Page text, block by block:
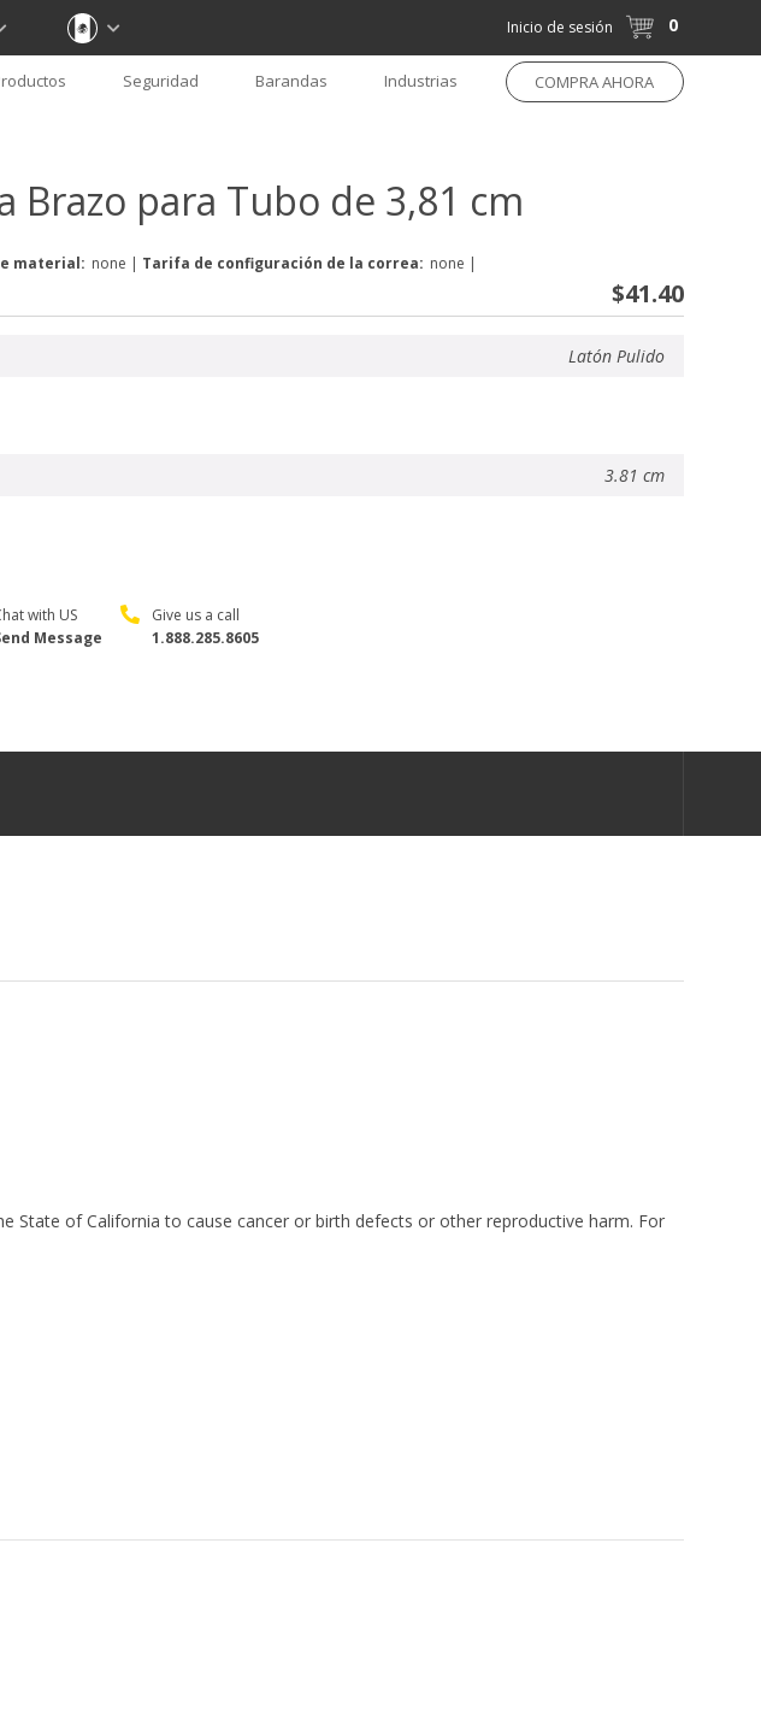
Inicio de sesión 0
Seguridad Barandas Industrias COMPRA AHORA
Brazo para Tubo de 3,81 cm
material: none | Tarifa de configuración de la correa: none |
$41.40
Latón Pulido
3.81 cm
with US
Message
Give us a call
1.888.285.8605
State of California to cause cancer or birth defects or other reproductive harm. For